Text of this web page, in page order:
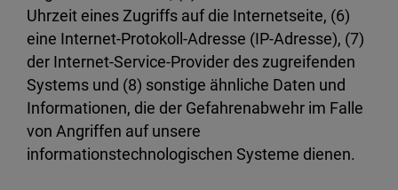
Uhrzeit eines Zugriffs auf die Internetseite, (6)
eine Internet-Protokoll-Adresse (IP-Adresse), (7)
der Internet-Service-Provider des zugreifenden
Systems und (8) sonstige ähnliche Daten und
Informationen, die der Gefahrenabwehr im Falle
von Angriffen auf unsere
informationstechnologischen Systeme dienen.